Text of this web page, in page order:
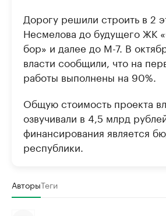
Дорогу решили строить в 2
Несмелова до будущего ЖК
бор» и далее до М-7. В
власти сообщили, что на
работы выполнены на 90%.
Общую стоимость проекта
озвучивали в 4,5 млрд
финансирования является
республики.
АвторыТеги